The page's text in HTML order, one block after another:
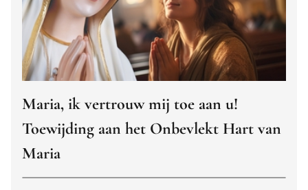
Maria, ik vertrouw mij toe aan u!
Toewijding aan het Onbevlekt Hart van
Maria